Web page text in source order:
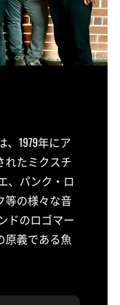
、1979年にア
れたミクスチ
、パンク・ロ
等の様々な音
ドのロゴマー
原義である魚